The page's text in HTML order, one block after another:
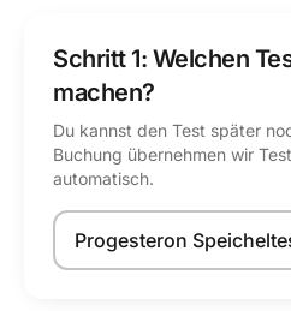
Schritt 1: Welchen
machen?
Du kannst den Test später
Buchung übernehmen wir
automatisch.
Test auswählen